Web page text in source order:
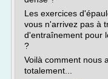
Les exercices
vous n'arrivez pas à
d'entraînement pour
?
Voilà comment nous
totalement...